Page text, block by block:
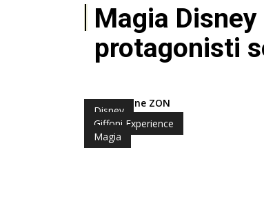
Magia
protagonisti
Disney
Giffoni Experience
Magia
di Redazione ZON